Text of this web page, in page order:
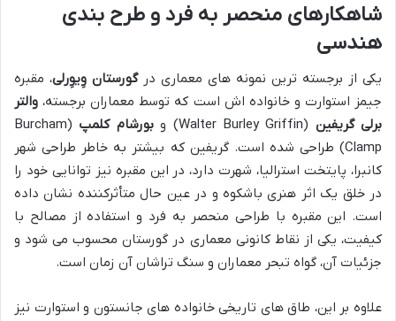
شاهکارهای منحصر به فرد و طرح بندی
هندسی
یکی از برجسته ترین نمونه های معماری درگورستان وِیوِرلی، مقبره
جیمز استوارت و خانواده اش است که توسط معماران برجسته، والتر
برلی گریفین (Walter Burley Griffin) و بورشام کلمپ
(Burcham
Clamp) طراحی شده است. گریفین که بیشتر به خاطر طراحی شهر
کانبرا، پایتخت استرالیا، شهرت دارد، در این مقبره نیز توانایی خود را
در خلق یک اثر هنری باشکوه و در عین حال متأثرکننده نشان داده
است. این مقبره با طراحی منحصر به فرد و استفاده از مصالح با
کیفیت، یکی از نقاط کانونی معماری در گورستان محسوب می شود و
جزئیات آن، گواه تبحر معماران و سنگ تراشان آن زمان است.
علاوه بر این، طاق های تاریخی خانواده های جانستون و استوارت نیز